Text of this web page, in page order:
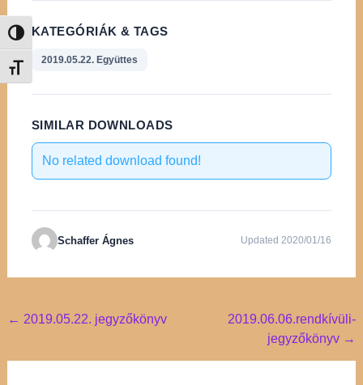
Nagy kontraszt váltása
Betűméret váltása
KATEGÓRIÁK & TAGS
2019.05.22. Együttes
SIMILAR DOWNLOADS
No related download found!
Schaffer Ágnes Updated 2020/01/16
Post
← 2019.05.22. jegyzőkönyv
2019.06.06.rendkívüli-
jegyzőkönyv →